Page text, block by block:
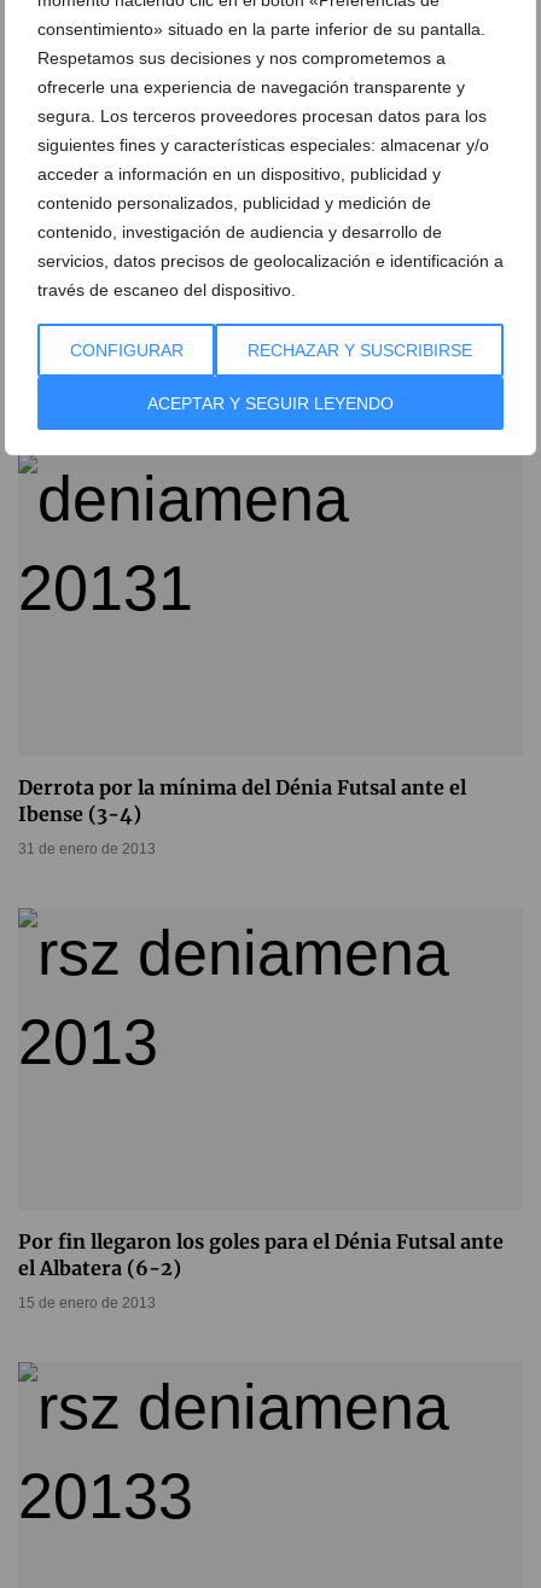
consentimiento» situado en la parte inferior de su pantalla.
Respetamos sus decisiones y nos comprometemos a
ofrecerle una experiencia de navegación transparente y
segura. Los terceros proveedores procesan datos para los
siguientes fines y características especiales: almacenar y/o
acceder a información en un dispositivo, publicidad y
contenido personalizados, publicidad y medición de
contenido, investigación de audiencia y desarrollo de
servicios, datos precisos de geolocalización e identificación a
través de escaneo del dispositivo.
CONFIGURAR RECHAZAR Y SUSCRIBIRSE
ACEPTAR Y SEGUIR LEYENDO
El Dénia-Rte. Mena sigue sin ganar
01 de marzo de 2013
Derrota por la mínima del Dénia Futsal ante el
Ibense (3-4)
31 de enero de 2013
Por fin llegaron los goles para el Dénia Futsal ante
el Albatera (6-2)
15 de enero de 2013